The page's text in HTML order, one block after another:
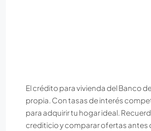
El crédito para vivienda del Banco
propia. Con tasas de interés
para adquirir tu hogar ideal.
crediticio y comparar ofertas antes